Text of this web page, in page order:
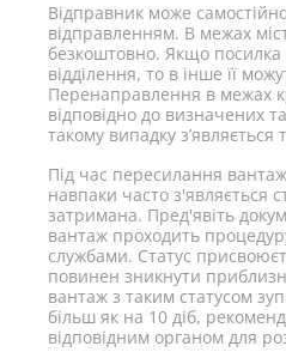
Відправник може
відправленням. В межах
безкоштовно. Якщо
відділення, то в інше її
Перенаправлення в межах
відповідно до визначених
такому випадку з’являється
Під час пересилання
навпаки часто з'являється
затримана. Пред'явіть
вантаж проходить
службами. Статус
повинен зникнути
вантаж з таким статусом
більш як на 10 діб,
відповідним органом для